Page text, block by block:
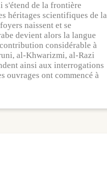
s'étend de la frontière
héritages scientifiques de la
naissent et se
devient alors la langue
considérable à
al-Khwarizmi, al-Razi
ainsi aux interrogations
ouvrages ont commencé à